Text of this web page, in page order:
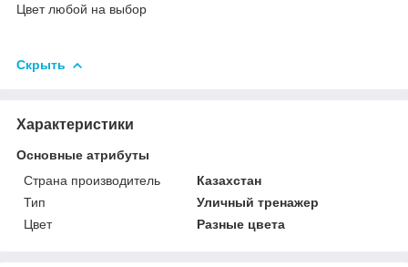
Цвет любой на выбор
Скрыть
Характеристики
Основные атрибуты
Страна производитель
Казахстан
Тип
Уличный тренажер
Цвет
Разные цвета